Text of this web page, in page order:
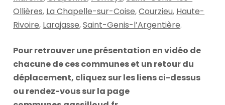
Ollières, La Chapelle-sur-Coise,Courzieu, Haute-
Rivoire, Larajasse,Saint-Genis-l’Argentière.
Pour retrouver une présentation en vidéo de
chacune de ces communes et un retour du
déplacement, cliquez sur les liens ci-dessus
ou rendez-vous sur la page